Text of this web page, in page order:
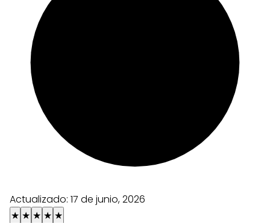
Actualizado: 17 de junio, 2026
★ ★ ★ ★ ★